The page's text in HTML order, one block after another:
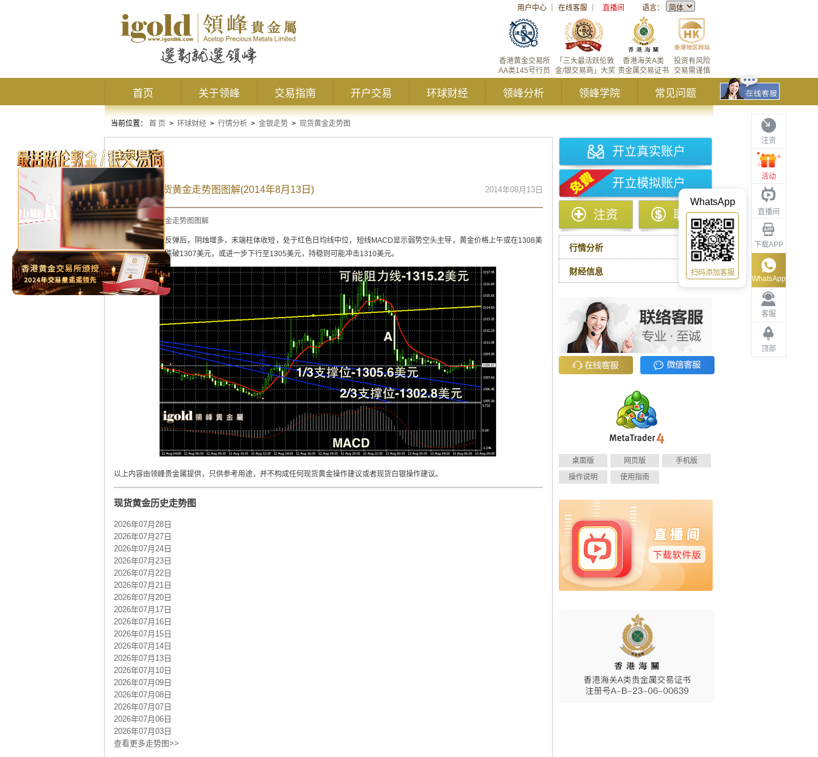
用户中心 在线客服 直播间 语言：
投资有风险
交易需谨慎
香港海关A类
贵金属交易证书
「三大最活跃伦敦
金/银交易商」大奖
香港黄金交易所
AA类145号行员
首页 关于领峰 交易指南 开户交易 环球财经 领峰分析 领峰学院 常见问题
注资
活动
直播间
下载APP
客服
顶部
WhatsApp
WhatsApp
扫码添加客服
当前位置： 首 页 > 环球财经 > 行情分析 > 金银走势 > 现货黄金走势图
金银走势
今日最新现货黄金走势图图解(2014年8月13日) 2014年08月13日
今日最新现货黄金走势图图解
黄金阴阳烛录得反弹后，阴烛增多，末端柱体收短，处于红色日均线中位，短线MACD显示弱势空头主导，黄金价格上午或在1308美
元附近持稳，若跌破1307美元，或进一步下行至1305美元，持稳则可能冲击1310美元。
以上内容由领峰贵金属提供，只供参考用途，并不构成任何现货黄金操作建议或者现货白银操作建议。
现货黄金历史走势图
2026年07月28日
2026年07月27日
2026年07月24日
2026年07月23日
2026年07月22日
2026年07月21日
2026年07月20日
2026年07月17日
2026年07月16日
2026年07月15日
2026年07月14日
2026年07月13日
2026年07月10日
2026年07月09日
2026年07月08日
2026年07月07日
2026年07月06日
2026年07月03日
查看更多走势图>>
开立真实账户
开立模拟账户
注资 取款
行情分析
财经信息
桌面版 网页版
手机版
操作说明
使用指南